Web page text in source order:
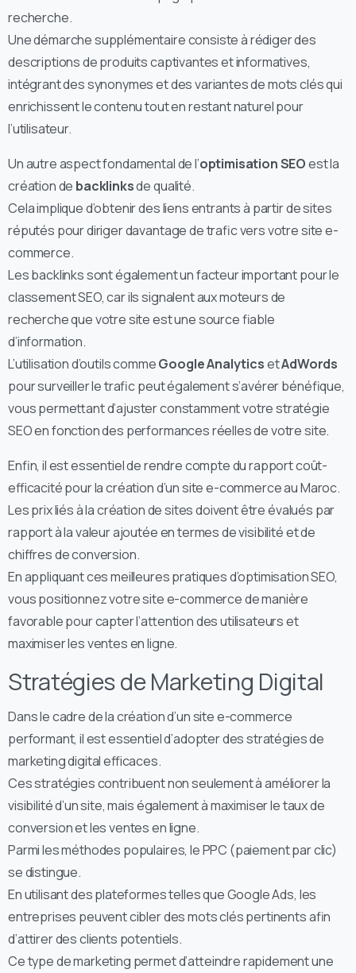
recherche.
Une démarche supplémentaire consiste à rédiger des
descriptions de produits captivantes et informatives,
intégrant des synonymes et des variantes de mots clés qui
enrichissent le contenu tout en restant naturel pour
l’utilisateur.
Un autre aspect fondamental de l’optimisation SEOest la
création de backlinksde qualité.
Cela implique d’obtenir des liens entrants à partir de sites
réputés pour diriger davantage de trafic vers votre site e-
commerce.
Les backlinks sont également un facteur important pour le
classement SEO, car ils signalent aux moteurs de
recherche que votre site est une source fiable
d’information.
L’utilisation d’outils commeGoogle AnalyticsetAdWords
pour surveiller le trafic peut également s’avérer bénéfique,
vous permettant d’ajuster constamment votre stratégie
SEO en fonction des performances réelles de votre site.
Enfin, il est essentiel de rendre compte du rapport coût-
efficacité pour la création d’un site e-commerce au Maroc.
Les prix liés à la création de sites doivent être évalués par
rapport à la valeur ajoutée en termes de visibilité et de
chiffres de conversion.
En appliquant ces meilleures pratiques d’optimisation SEO,
vous positionnez votre site e-commerce de manière
favorable pour capter l’attention des utilisateurs et
maximiser les ventes en ligne.
Stratégies de Marketing Digital
Dans le cadre de la création d’un site e-commerce
performant, il est essentiel d’adopter des stratégies de
marketing digital efficaces.
Ces stratégies contribuent non seulement à améliorer la
visibilité d’un site, mais également à maximiser le taux de
conversion et les ventes en ligne.
Parmi les méthodes populaires, le PPC (paiement par clic)
se distingue.
En utilisant des plateformes telles que Google Ads, les
entreprises peuvent cibler des mots clés pertinents afin
d’attirer des clients potentiels.
Ce type de marketing permet d’atteindre rapidement une